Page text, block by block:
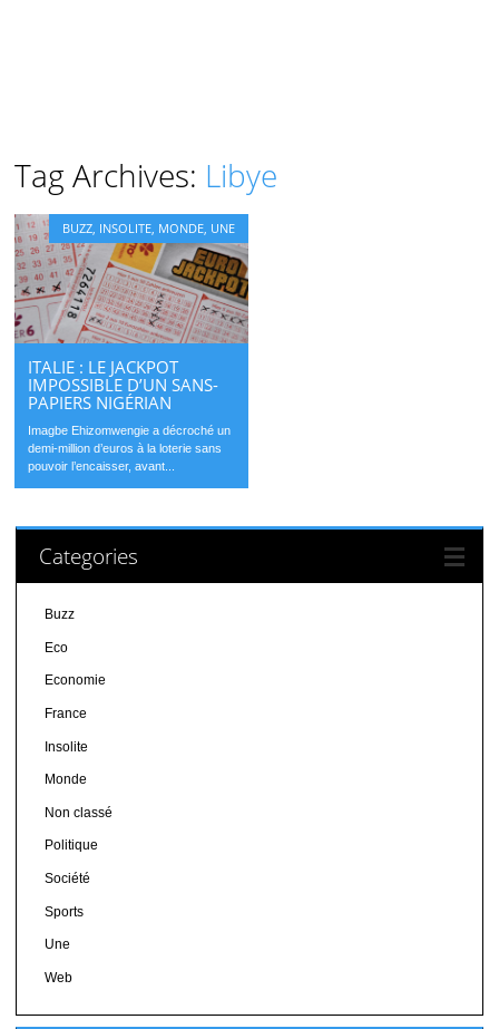
Tag Archives: Libye
BUZZ INSOLITE MONDE UNE
ITALIE : LE JACKPOT
IMPOSSIBLE D’UN SANS-
PAPIERS NIGÉRIAN
Imagbe Ehizomwengie a décroché un
demi-million d’euros à la loterie sans
pouvoir l’encaisser, avant...
Categories
Buzz
Eco
Economie
France
Insolite
Monde
Non classé
Politique
Société
Sports
Une
Web